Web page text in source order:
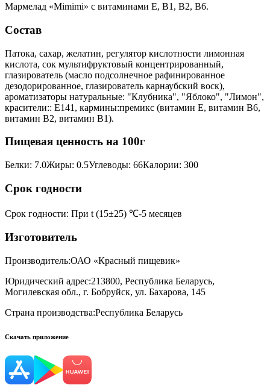
Мармелад «Mimimi» с витаминами Е, В1, В2, В6.
Состав
Патока, сахар, желатин, регулятор кислотности лимонная
кислота, сок мультифруктовый концентрированный,
глазирователь (масло подсолнечное рафинированное
дезодорированное, глазирователь карнаубский воск),
ароматизаторы натуральные: "Клубника", "Яблоко", "Лимон",
красители:: Е141, кармины:премикс (витамин Е, витамин В6,
витамин В2, витамин В1).
Пищевая ценность на 100г
Белки: 7.0Жиры: 0.5Углеводы: 66Калории: 300
Срок годности
Срок годности: При t (15±25) ℃-5 месяцев
Изготовитель
Производитель:ОАО «Красный пищевик»
Юридический адрес:213800, Республика Беларусь,
Могилевская обл., г. Бобруйск, ул. Бахарова, 145
Страна производства:Республика Беларусь
Скачать приложение